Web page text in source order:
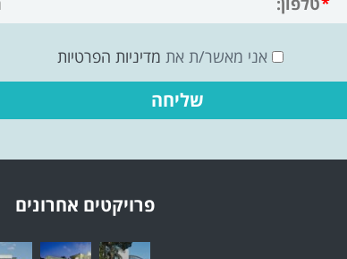
אני מאשר/ת את מדיניות הפרטיות
פרויקטים אחרונים